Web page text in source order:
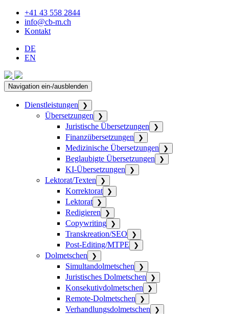
+41 43 558 2844
info@cb-m.ch
Kontakt
DE
EN
Navigation ein-/ausblenden
Dienstleistungen ❯
Übersetzungen ❯
Juristische Übersetzungen ❯
Finanzübersetzungen ❯
Medizinische Übersetzungen ❯
Beglaubigte Übersetzungen ❯
KI-Übersetzungen ❯
Lektorat/Texten ❯
Korrektorat ❯
Lektorat ❯
Redigieren ❯
Copywriting ❯
Transkreation/SEO ❯
Post-Editing/MTPE ❯
Dolmetschen ❯
Simultandolmetschen ❯
Juristisches Dolmetschen ❯
Konsekutivdolmetschen ❯
Remote-Dolmetschen ❯
Verhandlungsdolmetschen ❯